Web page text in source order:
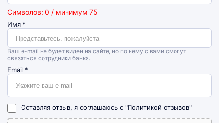
Символов: 0 / минимум 75
Имя *
Ваш e-mail не будет виден на сайте, но по нему с вами смогут
связаться сотрудники банка.
Email *
Оставляя отзыв, я соглашаюсь с "Политикой отзывов"